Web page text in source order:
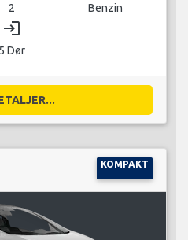
2 Benzin
login
5 Dør
KOMPAKT